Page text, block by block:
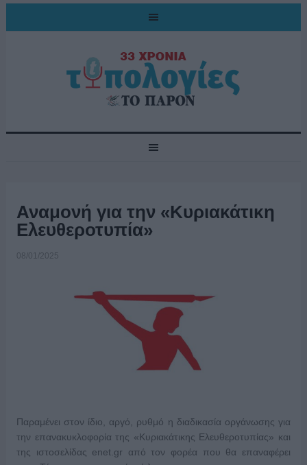
Αναμονή για την «Κυριακάτικη
Ελευθεροτυπία»
08/01/2025
Παραμένει στον ίδιο, αργό, ρυθμό η διαδικασία οργάνωσης για
την επανακυκλοφορία της «Κυριακάτικης Ελευθεροτυπίας» και
της ιστοσελίδας enet.gr από τον φορέα που θα επαναφέρει